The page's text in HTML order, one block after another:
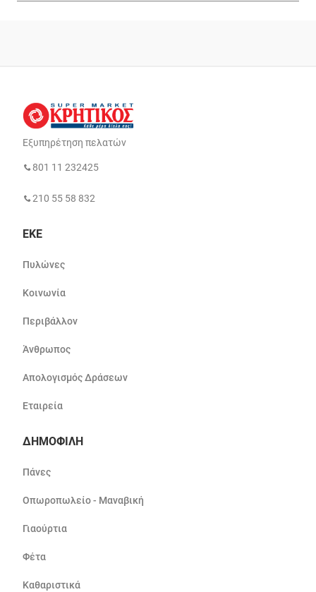
Εξυπηρέτηση πελατών
801 11 232425
210 55 58 832
ΕΚΕ
Πυλώνες
Κοινωνία
Περιβάλλον
Άνθρωπος
Απολογισμός Δράσεων
Εταιρεία
ΔΗΜΟΦΙΛΗ
Πάνες
Οπωροπωλείο - Μαναβική
Γιαούρτια
Φέτα
Καθαριστικά